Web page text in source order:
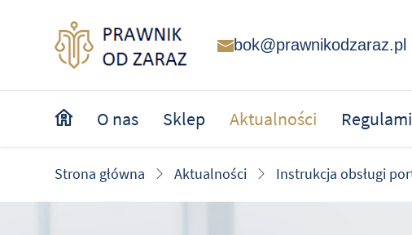
bok@prawnikodzaraz.pl
O nas Sklep Aktualności
Strona główna Aktualności Instrukcja obsługi